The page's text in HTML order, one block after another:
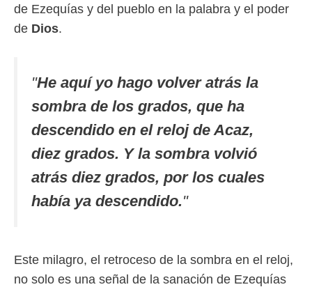
de Ezequías y del pueblo en la palabra y el poder
de Dios.
"He aquí yo hago volver atrás la
sombra de los grados, que ha
descendido en el reloj de Acaz,
diez grados. Y la sombra volvió
atrás diez grados, por los cuales
había ya descendido."
Este milagro, el retroceso de la sombra en el reloj,
no solo es una señal de la sanación de Ezequías